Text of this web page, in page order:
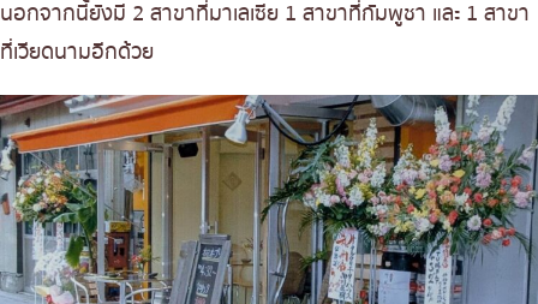
นอกจากนี้ยังมี 2 สาขาที่มาเลเซีย 1 สาขาที่กัมพูชา และ 1 สาขา
ที่เวียดนามอีกด้วย